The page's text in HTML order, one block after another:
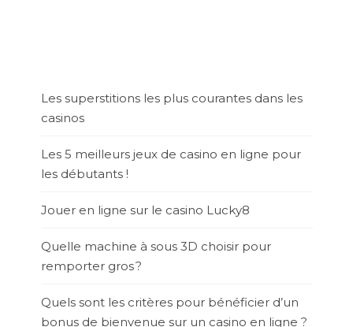
Les superstitions les plus courantes dans les
casinos
Les 5 meilleurs jeux de casino en ligne pour
les débutants !
Jouer en ligne sur le casino Lucky8
Quelle machine à sous 3D choisir pour
remporter gros ?
Quels sont les critères pour bénéficier d’un
bonus de bienvenue sur un casino en ligne ?